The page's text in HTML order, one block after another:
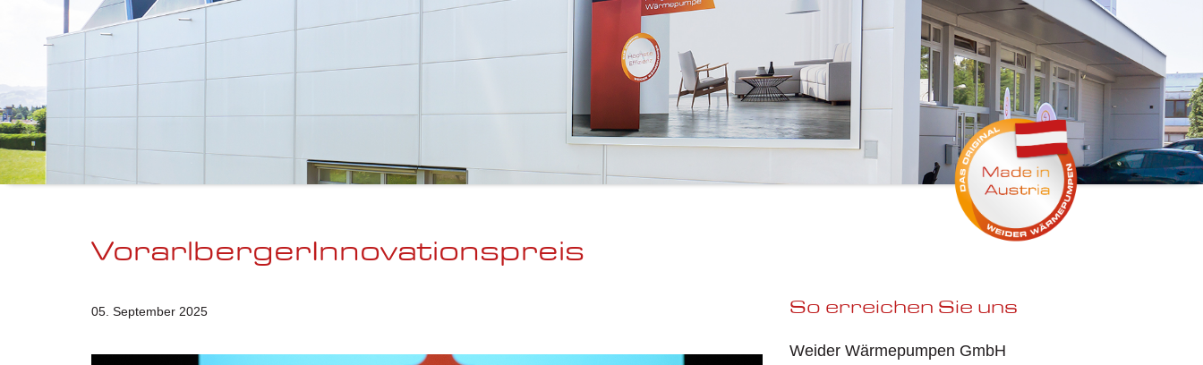
VorarlbergerInnovationspreis
05. September 2025 So erreichen Sie uns
Weider Wärmepumpen GmbH